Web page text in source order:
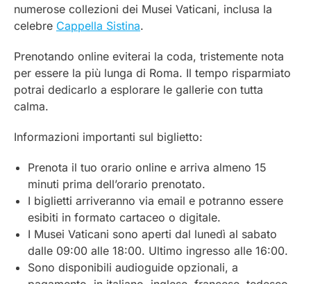
numerose collezioni dei Musei Vaticani, inclusa la
celebre Cappella Sistina.
Prenotando online eviterai la coda, tristemente nota
per essere la più lunga di Roma. Il tempo risparmiato
potrai dedicarlo a esplorare le gallerie con tutta
calma.
Informazioni importanti sul biglietto:
Prenota il tuo orario online e arriva almeno 15
minuti prima dell’orario prenotato.
I biglietti arriveranno via email e potranno essere
esibiti in formato cartaceo o digitale.
I Musei Vaticani sono aperti dal lunedì al sabato
dalle 09:00 alle 18:00. Ultimo ingresso alle 16:00.
Sono disponibili audioguide opzionali, a